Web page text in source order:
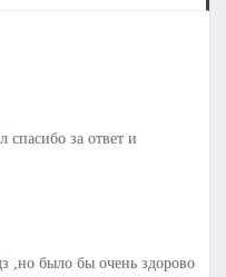
спасибо за ответ и
,но было бы очень здорово